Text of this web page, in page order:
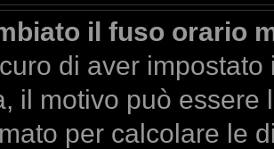
il fuso orario
di aver
il motivo può essere
per calcolare le